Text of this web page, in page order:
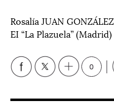
Rosalía JUAN GONZÁLEZ
EI “La Plazuela” (Madrid)
0